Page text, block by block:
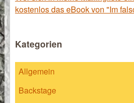
kostenlos das eBook von "Im
Kategorien
Allgemein
Backstage